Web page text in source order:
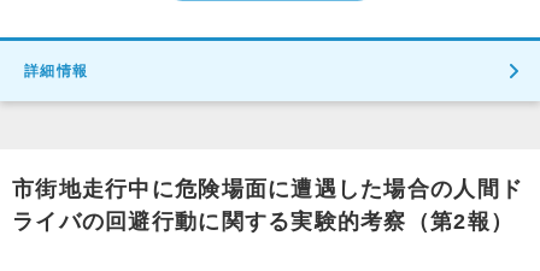
詳細情報
市街地走行中に危険場面に遭遇した場合の人間ド
ライバの回避行動に関する実験的考察（第2報）